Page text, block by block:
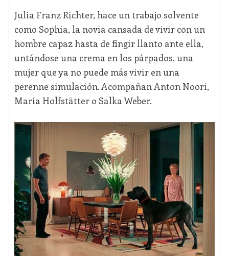
Julia Franz Richter, hace un trabajo solvente
como Sophia, la novia cansada de vivir con un
hombre capaz hasta de fingir llanto ante ella,
untándose una crema en los párpados, una
mujer que ya no puede más vivir en una
perenne simulación. Acompañan Anton Noori,
Maria Holfstätter o Salka Weber.